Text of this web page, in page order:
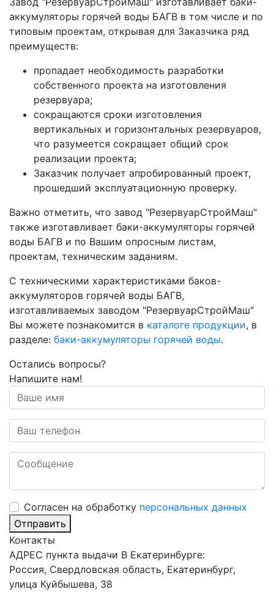
аккумуляторы горячей воды БАГВ в том числе и по
типовым проектам, открывая для Заказчика ряд
преимуществ:
пропадает необходимость разработки
собственного проекта на изготовления
резервуара;
сокращаются сроки изготовления
вертикальных и горизонтальных резервуаров,
что разумеется сокращает общий срок
реализации проекта;
Заказчик получает апробированный проект,
прошедший эксплуатационную проверку.
Важно отметить, что завод "РезервуарСтройМаш"
также изготавливает баки-аккумуляторы горячей
воды БАГВ и по Вашим опросным листам,
проектам, техническим заданиям.
С техническими характеристиками баков-
аккумуляторов горячей воды БАГВ,
изготавливаемых заводом "РезервуарСтройМаш"
Вы можете познакомится в каталоге продукции, в
разделе: баки-аккумуляторы горячей воды.
Остались вопросы?
Напишите нам!
Cогласен на обработку персональных данных
Отправить
Контакты
АДРЕС пункта выдачи В Екатеринбурге:
Россия, Свердловская область, Екатеринбург,
улица Куйбышева, 38